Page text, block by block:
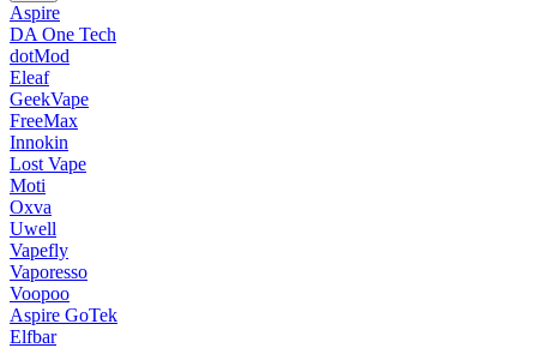
Aspire
DA One Tech
dotMod
Eleaf
GeekVape
FreeMax
Innokin
Lost Vape
Moti
Oxva
Uwell
Vapefly
Vaporesso
Voopoo
Aspire GoTek
Elfbar